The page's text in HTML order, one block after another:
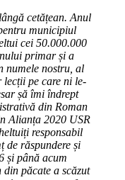
cetățean. Anul
municipiul
cei 50.000.000
primar și a
numele nostru, al
pe care ni le-
șă îmi îndrept
din Roman
Alianța 2020 USR
responsabil
de răspundere și
și până acum
păcate a scăzut